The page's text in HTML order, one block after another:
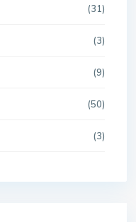
(31)
(3)
(9)
(50)
(3)